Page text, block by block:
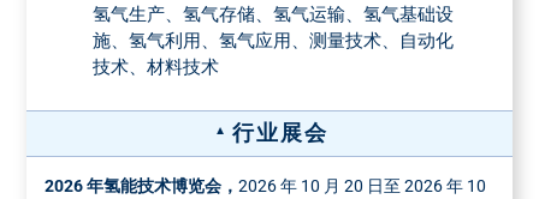
氢气生产、氢气存储、氢气运输、氢气基础设
施、氢气利用、氢气应用、测量技术、自动化
技术、材料技术
行业展会
2026 年氢能技术博览会， 2026 年 10 月 20 日至 2026 年 10